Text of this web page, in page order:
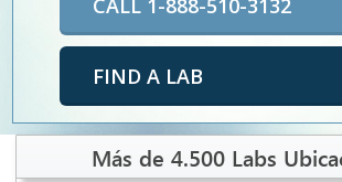
CALL 1-888-510-3132
FIND A LAB
Más de 4.500 Labs